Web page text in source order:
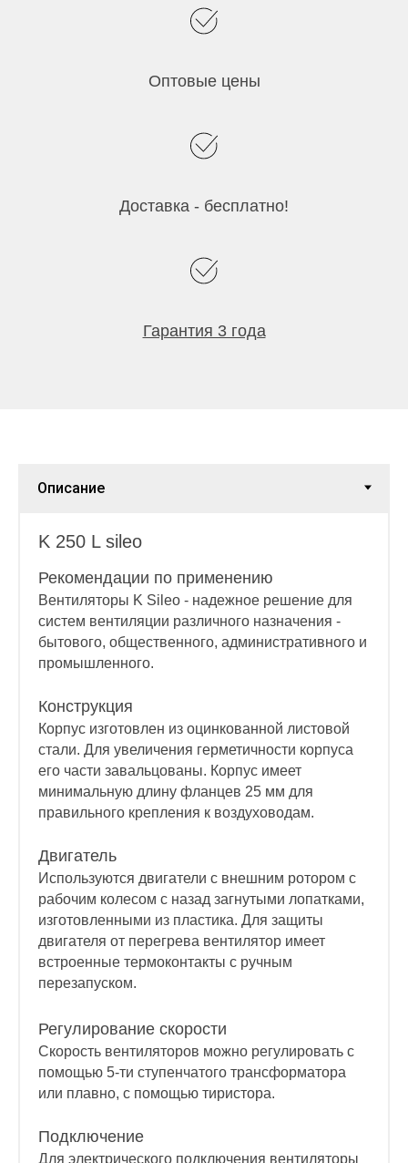
Оптовые цены
Доставка - бесплатно!
Гарантия 3 года
K 250 L sileo
Рекомендации по применению
Вентиляторы K Sileo - надежное решение для
систем вентиляции различного назначения -
бытового, общественного, административного и
промышленного.
Конструкция
Корпус изготовлен из оцинкованной листовой
стали. Для увеличения герметичности корпуса
его части завальцованы. Корпус имеет
минимальную длину фланцев 25 мм для
правильного крепления к воздуховодам.
Двигатель
Используются двигатели с внешним ротором с
рабочим колесом с назад загнутыми лопатками,
изготовленными из пластика. Для защиты
двигателя от перегрева вентилятор имеет
встроенные термоконтакты с ручным
перезапуском.
Регулирование скорости
Скорость вентиляторов можно регулировать с
помощью 5-ти ступенчатого трансформатора
или плавно, с помощью тиристора.
Подключение
Для электрического подключения вентиляторы